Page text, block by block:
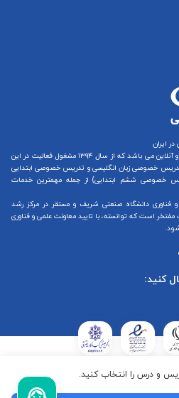
و درس را انتخاب کنید.
ایران
می باشد که از سال ۱۳۹۴ مشغول فعالیت در این
خصوصی زبان انگلیسیو تدریس خصوصی ابتدایی
خصوصی ششم ابتدایی) از جمله مهمترین خدمات
دانشگاه صنعتی شریف و مستقر در مرکز رشد
است که توانسته، با تایید معاونت علمی و فناوری
کنید:
اینترنتی وزارت فرهنگ و ارشاد
است.استادبانک تابع قوانین جمهوری